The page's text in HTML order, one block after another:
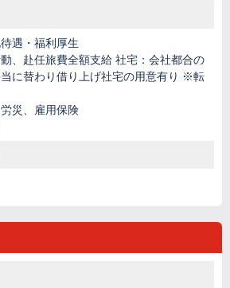
遇・福利厚生
、赴任旅費全額支給 社宅：会社都合の
に替わり借り上げ社宅の用意有り ※転
災、雇用保険